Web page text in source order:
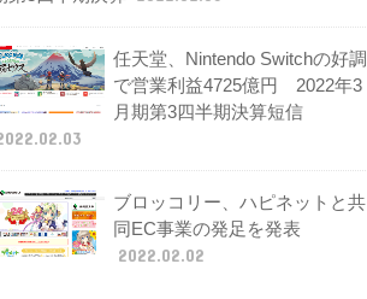
任天堂、Nintendo Switchの好調
で営業利益4725億円 2022年3
月期第3四半期決算短信
ブロッコリー、ハピネットと共
同EC事業の発足を発表
2022.02.02